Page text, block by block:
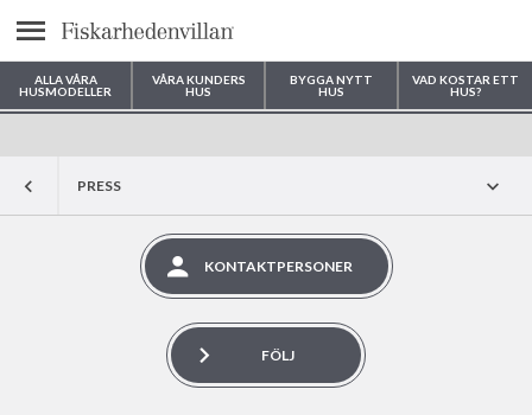
Meny
ALLA VÅRA
HUSMODELLER
VÅRA KUNDERS
HUS
BYGGA NYTT
HUS
VAD KOSTAR ETT
HUS?
Var vill du bygga ditt hus?
PRESS
KONTAKTPERSONER
FÖLJ